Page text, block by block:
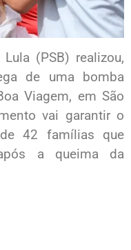
(PSB) realizou,
de uma bomba
Viagem, em São
vai garantir o
42 famílias que
a queima da